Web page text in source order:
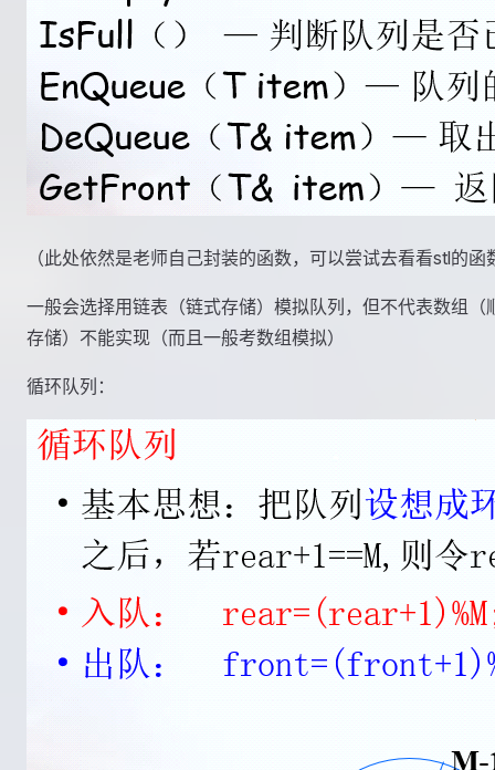
（此处依然是老师自己封装的函数，可以尝试去看看stl的函
一般会选择用链表（链式存储）模拟队列，但不代表数组（
存储）不能实现（而且一般考数组模拟）
循环队列：